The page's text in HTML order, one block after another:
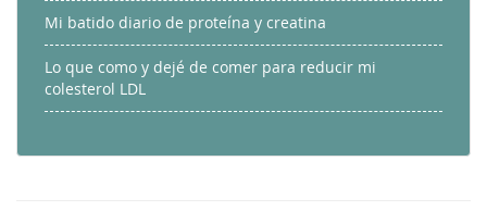
Mi batido diario de proteína y creatina
Lo que como y dejé de comer para reducir mi
colesterol LDL